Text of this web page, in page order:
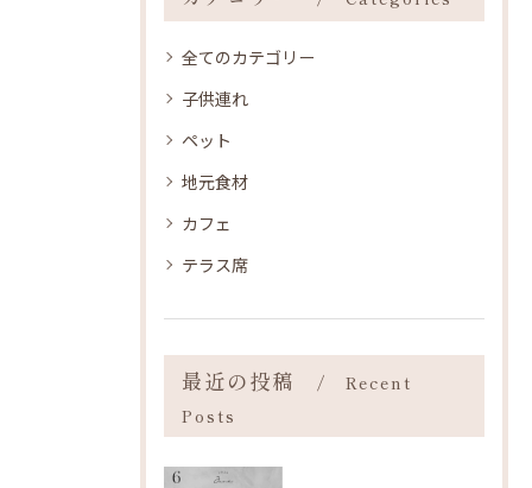
全てのカテゴリー
子供連れ
ペット
地元食材
カフェ
テラス席
最近の投稿
Recent
Posts